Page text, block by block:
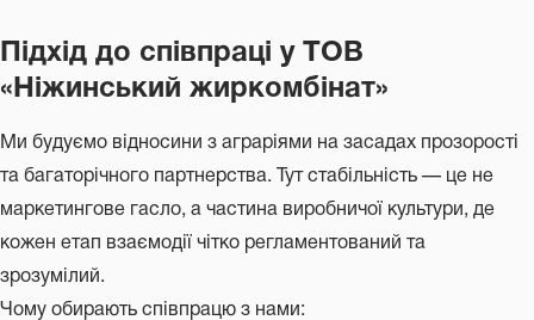
Підхід до співпраці у ТОВ
«Ніжинський жиркомбінат»
Ми будуємо відносини з аграріями на засадах прозорості
та багаторічного партнерства. Тут стабільність — це не
маркетингове гасло, а частина виробничої культури, де
кожен етап взаємодії чітко регламентований та
зрозумілий.
Чому обирають співпрацю з нами: